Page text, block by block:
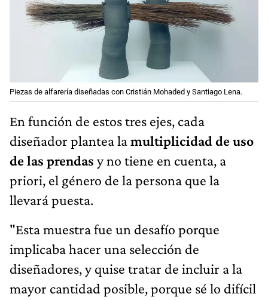
Piezas de alfarería diseñadas con Cristián Mohaded y Santiago Lena.
En función de estos tres ejes, cada
diseñador plantea lamultiplicidad de uso
de las prendas y no tiene en cuenta, a
priori, el género de la persona que la
llevará puesta.
"Esta muestra fue un desafío porque
implicaba hacer una selección de
diseñadores, y quise tratar de incluir a la
mayor cantidad posible, porque sé lo difícil